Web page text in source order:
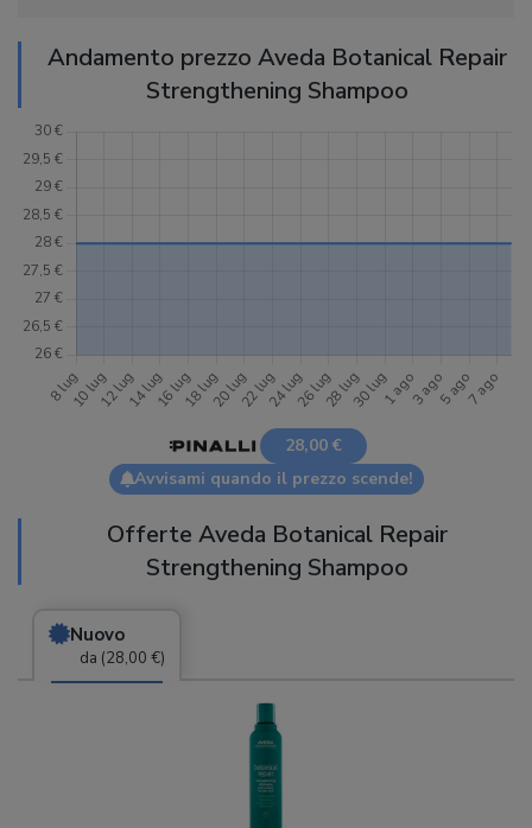
Andamento prezzo Aveda Botanical Repair
Strengthening Shampoo
28,00 €
Avvisami quando il prezzo scende!
Offerte Aveda Botanical Repair
Strengthening Shampoo
Nuovo
da (28,00 €)